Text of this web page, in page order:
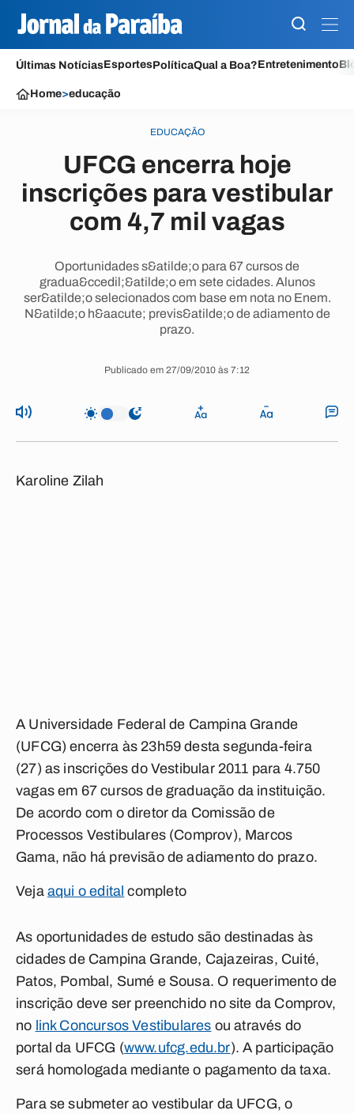
Últimas NotíciasEsportesPolíticaQual a Boa?Entretenimento
Home>educação
EDUCAÇÃO
UFCG encerra hoje
inscrições para vestibular
com 4,7 mil vagas
Oportunidades s&atilde;o para 67 cursos de
gradua&ccedil;&atilde;o em sete cidades. Alunos
ser&atilde;o selecionados com base em nota no Enem.
N&atilde;o h&aacute; previs&atilde;o de adiamento de
prazo.
Publicado em 27/09/2010 às 7:12
Karoline Zilah
A Universidade Federal de Campina Grande
(UFCG) encerra às 23h59 desta segunda-feira
(27) as inscrições do Vestibular 2011 para 4.750
vagas em 67 cursos de graduação da instituição.
De acordo com o diretor da Comissão de
Processos Vestibulares (Comprov), Marcos
Gama, não há previsão de adiamento do prazo.
Veja aqui o edital completo
As oportunidades de estudo são destinadas às
cidades de Campina Grande, Cajazeiras, Cuité,
Patos, Pombal, Sumé e Sousa. O requerimento de
inscrição deve ser preenchido no site da Comprov,
no link Concursos Vestibulares ou através do
portal da UFCG (www.ufcg.edu.br). A participação
será homologada mediante o pagamento da taxa.
Para se submeter ao vestibular da UFCG, o